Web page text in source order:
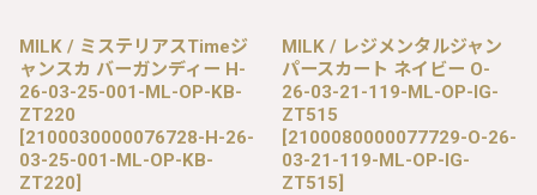
MILK / ミステリアスTimeジ
ャンスカ バーガンディー H-
26-03-25-001-ML-OP-KB-
ZT220
[2100030000076728-H-26-
03-25-001-ML-OP-KB-
ZT220]
MILK / レジメンタルジャン
パースカート ネイビー O-
26-03-21-119-ML-OP-IG-
ZT515
[2100080000077729-O-26-
03-21-119-ML-OP-IG-
ZT515]